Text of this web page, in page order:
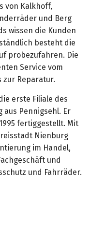
von Kalkhoff,
und Berg
wissen die Kunden
besteht die
probezufahren. Die
Service vom
Reparatur.
erste Filiale des
Pennigsehl. Er
fertiggestellt. Mit
Nienburg
im Handel,
und
und Fahrräder.